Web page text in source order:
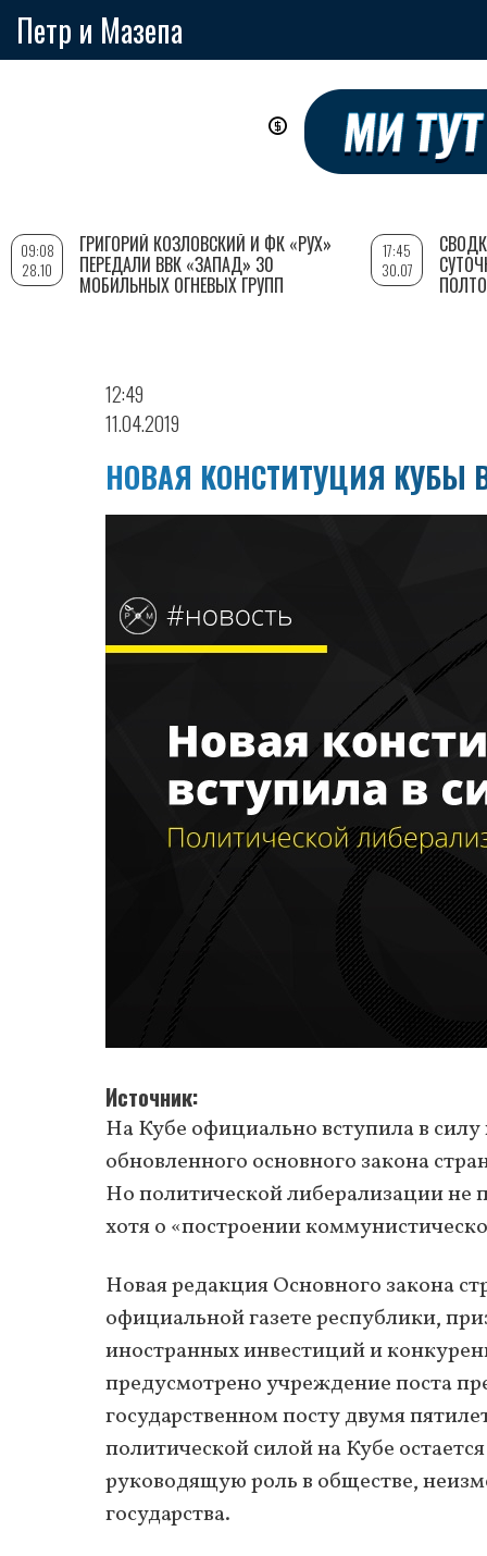
Петр и Мазепа
12:49
11.04.2019
НОВАЯ КОНСТИТУЦИЯ КУБЫ
Источник
На Кубе официально вступила в
обновленного основного закона
Но политической либерализации не
хотя о «построении
Новая редакция Основного закона
официальной газете республики,
иностранных инвестиций и
предусмотрено учреждение поста
государственном посту двумя
политической силой на Кубе
руководящую роль в обществе,
государства.
09:08
28.10
ГРИГОРИЙ КОЗЛОВСКИЙ И ФК «РУХ»
ПЕРЕДАЛИ ВВК «ЗАПАД» 30
МОБИЛЬНЫХ ОГНЕВЫХ ГРУПП
17:45
30.07